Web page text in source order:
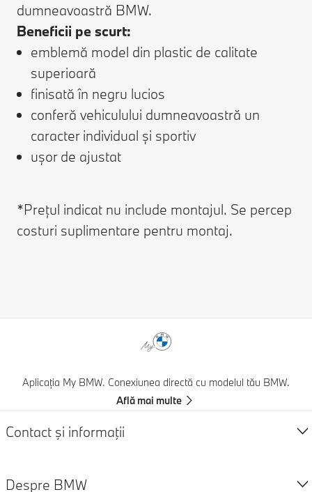
dumneavoastră BMW.
Beneficii pe scurt:
emblemă model din plastic de calitate
superioară
finisată în negru lucios
conferă vehiculului dumneavoastră un
caracter individual și sportiv
ușor de ajustat
*Prețul indicat nu include montajul. Se percep
costuri suplimentare pentru montaj.